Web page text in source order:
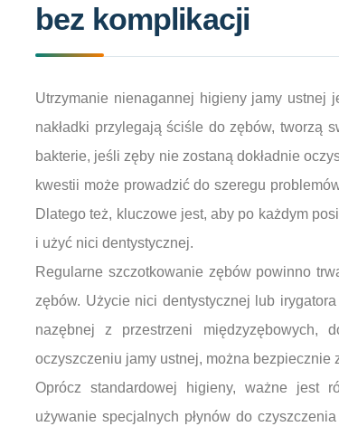
bez komplikacji
Utrzymanie nienagannej higieny jamy ustnej
nakładki przylegają ściśle do zębów, tworzą
bakterie, jeśli zęby nie zostaną dokładnie
kwestii może prowadzić do szeregu
Dlatego też, kluczowe jest, aby po każdym
i użyć nici dentystycznej.
Regularne szczotkowanie zębów powinno
zębów. Użycie nici dentystycznej lub
nazębnej z przestrzeni międzyzębowych,
oczyszczeniu jamy ustnej, można bezpiecznie
Oprócz standardowej higieny, ważne jest
używanie specjalnych płynów do